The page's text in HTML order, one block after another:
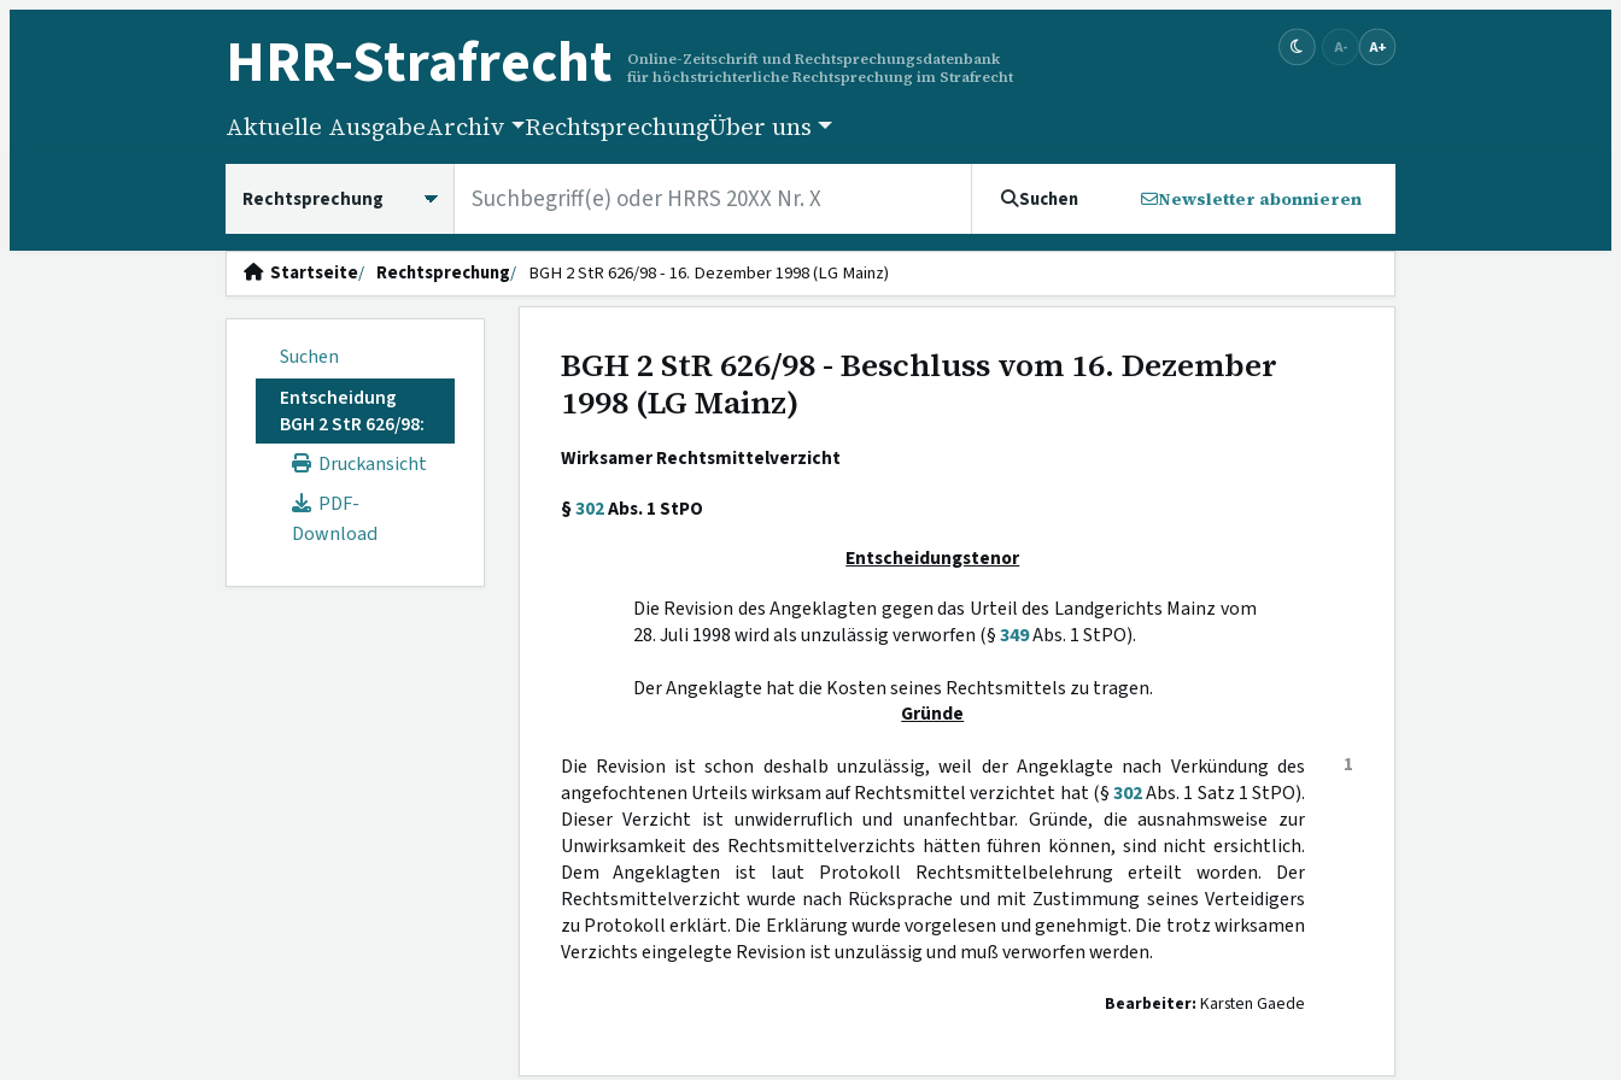
HRR-Strafrecht
Online-Zeitschrift und Rechtsprechungsdatenbank
für höchstrichterliche Rechtsprechung im Strafrecht
A- A+
Aktuelle AusgabeArchiv RechtsprechungÜber uns
Suchen Newsletter abonnieren
Startseite Rechtsprechung BGH 2 StR 626/98 - 16. Dezember 1998 (LG Mainz)
Suchen
Entscheidung
BGH 2 StR 626/98:
Druckansicht
PDF-
Download
BGH 2 StR 626/98 - Beschluss vom 16. Dezember
1998 (LG Mainz)
Wirksamer Rechtsmittelverzicht
§302Abs. 1 StPO
Entscheidungstenor
Die Revision des Angeklagten gegen das Urteil des Landgerichts Mainz vom
28. Juli 1998 wird als unzulässig verworfen (§349Abs. 1 StPO).
Der Angeklagte hat die Kosten seines Rechtsmittels zu tragen.
Gründe
1
Die Revision ist schon deshalb unzulässig, weil der Angeklagte nach Verkündung des
angefochtenen Urteils wirksam auf Rechtsmittel verzichtet hat (§302Abs. 1 Satz 1 StPO).
Dieser Verzicht ist unwiderruflich und unanfechtbar. Gründe, die ausnahmsweise zur
Unwirksamkeit des Rechtsmittelverzichts hätten führen können, sind nicht ersichtlich.
Dem Angeklagten ist laut Protokoll Rechtsmittelbelehrung erteilt worden. Der
Rechtsmittelverzicht wurde nach Rücksprache und mit Zustimmung seines Verteidigers
zu Protokoll erklärt. Die Erklärung wurde vorgelesen und genehmigt. Die trotz wirksamen
Verzichts eingelegte Revision ist unzulässig und muß verworfen werden.
Bearbeiter: Karsten Gaede